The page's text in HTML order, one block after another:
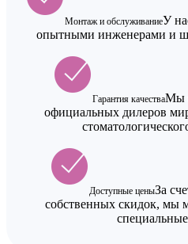
Монтаж и обслуживаниеУ
опытными инженерами и
Гарантия качестваМы
официальных дилеров
Доступные ценыЗа
собственных скидок, мы